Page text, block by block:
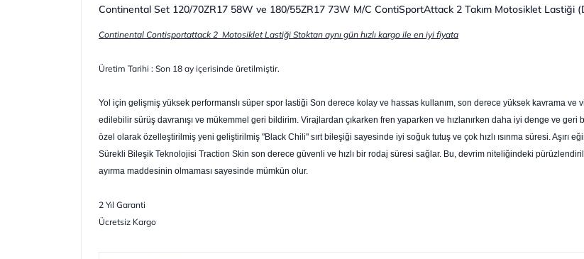
Continental Set 120/70ZR17 58W ve 180/55ZR17 73W M/C ContiSportAttack 2 Takım Motosiklet Lastiği
Continental Contisportattack 2 Motosiklet Lastiği Stoktan aynı gün hızlı kargo ile en iyi fiyata
Üretim Tarihi : Son 18 ay içerisinde üretilmiştir.
Yol için gelişmiş yüksek performanslı süper spor lastiği Son derece kolay ve hassas kullanım, son derece yüksek kavrama ve
edilebilir sürüş davranışı ve mükemmel geri bildirim. Virajlardan çıkarken fren yaparken ve hızlanırken daha iyi denge ve
özel olarak özelleştirilmiş yeni geliştirilmiş "Black Chili" sırt bileşiği sayesinde iyi soğuk tutuş ve çok hızlı ısınma süresi. Aşırı
Sürekli Bileşik Teknolojisi Traction Skin son derece güvenli ve hızlı bir rodaj süresi sağlar. Bu, devrim niteliğindeki
ayırma maddesinin olmaması sayesinde mümkün olur.
2 Yıl Garanti
Ücretsiz Kargo